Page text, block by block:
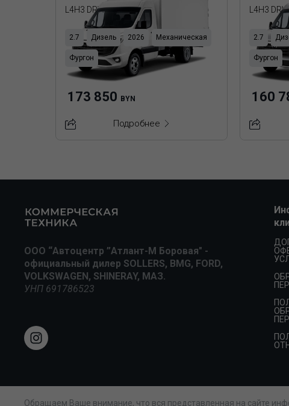
L4H3 DRW (Пластик ППУ)
2.7 Дизель 2026 Механическая
Фургон
173 850 BYN
Подробнее
L4H3
2.7
Фургон
160
ООО “Автоцентр ”Атлант-М Боровая" -
официальный дилер SOLLERS, BMG, FORD,
VOLKSWAGEN, SHINERAY, МАЗ.
УНП 691786523
Обращаем Ваше внимание, что вся представленная на сайте